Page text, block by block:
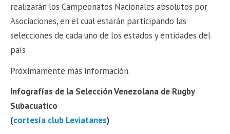
realizarán los Campeonatos Nacionales absolutos por
Asociaciones, en el cual estarán participando las
selecciones de cada uno de los estados y entidades del
país
Próximamente más información.
Infografías de la Selección Venezolana de Rugby
Subacuatico
(cortesía club Leviatanes)